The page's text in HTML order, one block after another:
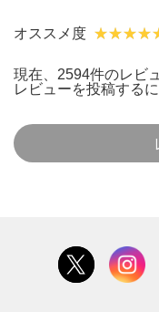
オススメ度
現在、2594件のレビ
レビューを投稿する